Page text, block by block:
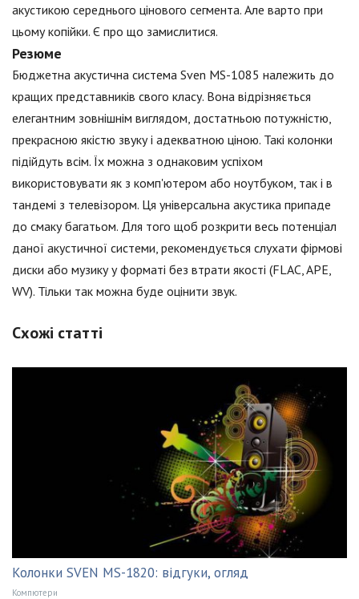
акустикою середнього цінового сегмента. Але варто при
цьому копійки. Є про що замислитися.
Резюме
Бюджетна акустична система Sven MS-1085 належить до
кращих представників свого класу. Вона відрізняється
елегантним зовнішнім виглядом, достатньою потужністю,
прекрасною якістю звуку і адекватною ціною. Такі колонки
підійдуть всім. Їх можна з однаковим успіхом
використовувати як з комп'ютером або ноутбуком, так і в
тандемі з телевізором. Ця універсальна акустика припаде
до смаку багатьом. Для того щоб розкрити весь потенціал
даної акустичної системи, рекомендується слухати фірмові
диски або музику у форматі без втрати якості (FLAC, APE,
WV). Тільки так можна буде оцінити звук.
Схожі статті
Колонки SVEN MS-1820: відгуки, огляд
Компютери